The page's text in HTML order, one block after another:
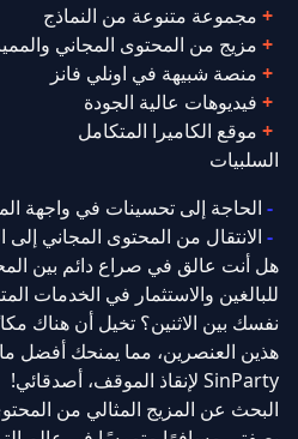
مجموعة متنوعة من النماذج
مزيج من المحتوى المجاني
منصة شبيهة في اونلي فانز
فيديوهات عالية الجودة
موقع الكاميرا المتكامل
السلبيات
الحاجة إلى تحسينات في واجهة
الانتقال من المحتوى المجاني إلى
هل أنت عالق في صراع دائم بين
للبالغين والاستثمار في الخدمات
نفسك بين الاثنين؟ تخيل أن هناك
هذين العنصرين، مما يمنحك أفضل ما
SinParty لإنقاذ الموقف، أصدقائي!
البحث عن المزيج المثالي من